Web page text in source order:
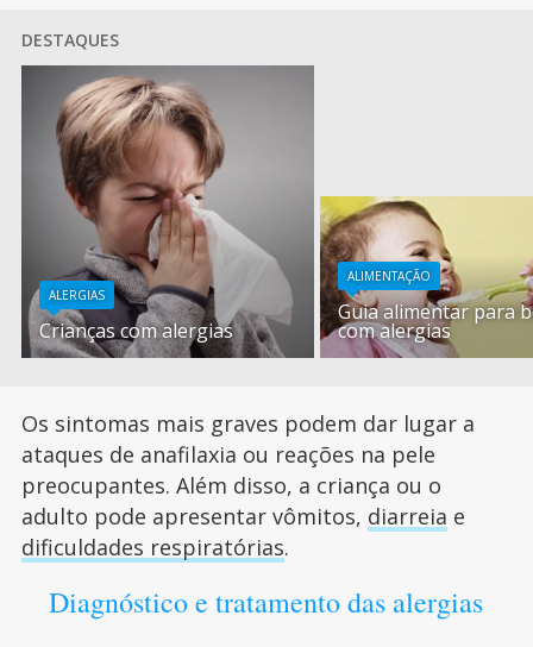
DESTAQUES
ALERGIAS
Crianças com alergias
ALIMENTAÇÃO
Guia alimentar para
com alergias
Os sintomas mais graves podem dar lugar a
ataques de anafilaxia ou reações na pele
preocupantes. Além disso, a criança ou o
adulto pode apresentar vômitos, diarreia e
dificuldades respiratórias.
Diagnóstico e tratamento das alergias